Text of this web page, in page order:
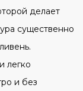
делает
существенно
легко
и без